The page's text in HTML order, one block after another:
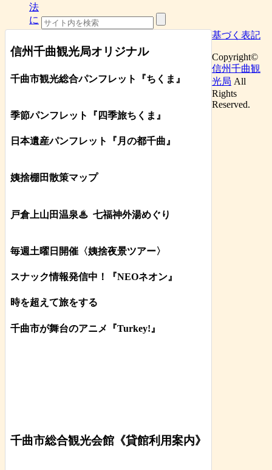
信州千曲観光局オリジナル
千曲市観光総合パンフレット 『ちくま 』
季節パンフレット『四季旅ちくま』
日本遺産パンフレット 『月の都千曲 』
姨捨棚田散策マップ
戸倉上山田温泉♨ 七福神外湯めぐり
毎週土曜日開催〈姨捨夜景ツアー〉
スナック情報発信中！『NEOネオン』
時を超えて旅をする
千曲市が舞台のアニメ『Turkey!』
千曲市総合観光会館《貸館利用案内》
法
に
基づく表記
Copyright©
信州千曲観
光局 All
Rights
Reserved.